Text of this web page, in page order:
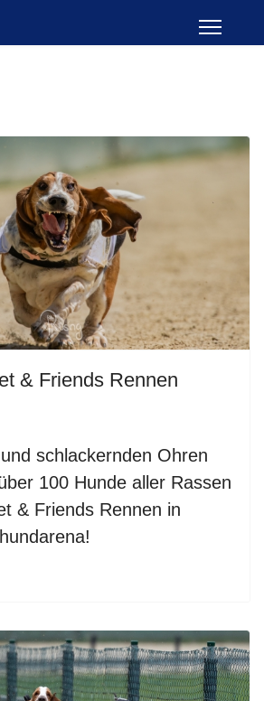
& Friends Rennen
schlackernden Ohren
100 Hunde aller Rassen
& Friends Rennen in